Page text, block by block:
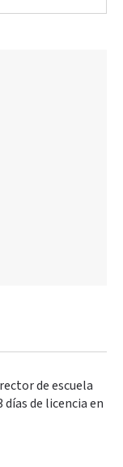
de escuela
días de licencia en